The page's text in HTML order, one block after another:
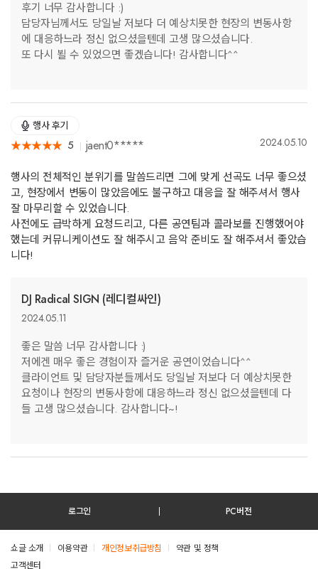
후기 너무 감사합니다 :)
담당자님께서도 당일날 저보다 더 예상치못한 현장의 변동사항
에 대응하느라 정신 없으셨을텐데 고생 많으셨습니다.
또 다시 뵐 수 있었으면 좋겠습니다! 감사합니다^^
행사 후기
★★★★★
★★★★★ 5 jaent0***** 2024.05.10
행사의 전체적인 분위기를 말씀드리면 그에 맞게 선곡도 너무 좋으셨
고, 현장에서 변동이 많았음에도 불구하고 대응을 잘 해주셔서 행사
잘 마무리할 수 있었습니다.
사전에도 급박하게 요청드리고, 다른 공연팀과 콜라보를 진행했어야
했는데 커뮤니케이션도 잘 해주시고 음악 준비도 잘 해주셔서 좋았습
니다!
DJ Radical SIGN (레디컬싸인)
2024.05.11
좋은 말씀 너무 감사합니다 :)
저에겐 매우 좋은 경험이자 즐거운 공연이었습니다^^
클라이언트 및 담당자분들께서도 당일날 저보다 더 예상치못한
요청이나 현장의 변동사항에 대응하느라 정신 없으셨을텐데 다
들 고생 많으셨습니다. 감사합니다~!
로그인 PC버전
쇼글 소개 이용약관 개인정보취급방침
약관 및 정책
고객센터